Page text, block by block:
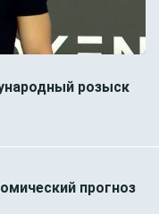
розыск
прогноз